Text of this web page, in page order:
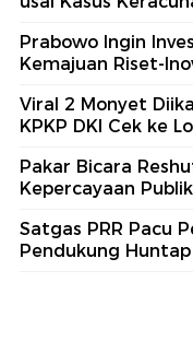
Prabowo Ingin
Kemajuan Riset-
Viral 2 Monyet
KPKP DKI Cek ke
Pakar Bicara
Kepercayaan Publik
Satgas PRR Pacu
Pendukung